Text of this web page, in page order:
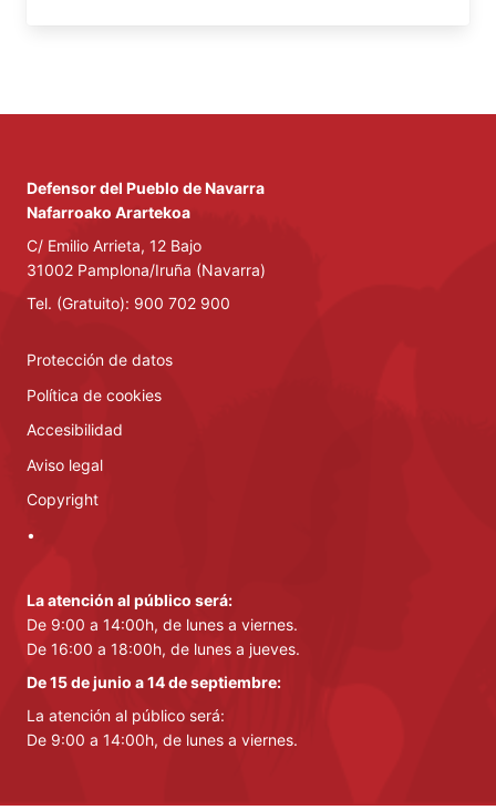
Defensor del Pueblo de Navarra
Nafarroako Arartekoa
C/ Emilio Arrieta, 12 Bajo
31002 Pamplona/Iruña (Navarra)
Tel. (Gratuito): 900 702 900
Protección de datos
Política de cookies
Accesibilidad
Aviso legal
Copyright
•
La atención al público será:
De 9:00 a 14:00h, de lunes a viernes.
De 16:00 a 18:00h, de lunes a jueves.
De 15 de junio a 14 de septiembre:
La atención al público será:
De 9:00 a 14:00h, de lunes a viernes.